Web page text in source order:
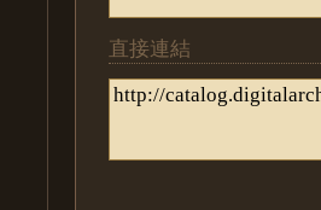
直接連結